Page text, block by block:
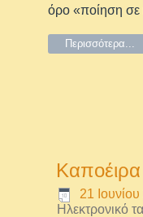
όρο «ποίηση σε
Περισσότερα...
Καποέιρα
21
Ηλεκτρονικό